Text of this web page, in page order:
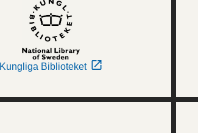
Kungliga Biblioteket